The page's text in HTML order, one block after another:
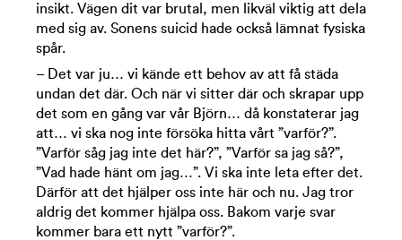
insikt. Vägen dit var brutal, men likväl viktig att dela
med sig av. Sonens suicid hade också lämnat fysiska
spår.
– Det var ju… vi kände ett behov av att få städa
undan det där. Och när vi sitter där och skrapar upp
det som en gång var vår Björn… då konstaterar jag
att… vi ska nog inte försöka hitta vårt ”varför?”.
”Varför såg jag inte det här?”, ”Varför sa jag så?”,
”Vad hade hänt om jag…”. Vi ska inte leta efter det.
Därför att det hjälper oss inte här och nu. Jag tror
aldrig det kommer hjälpa oss. Bakom varje svar
kommer bara ett nytt ”varför?”.